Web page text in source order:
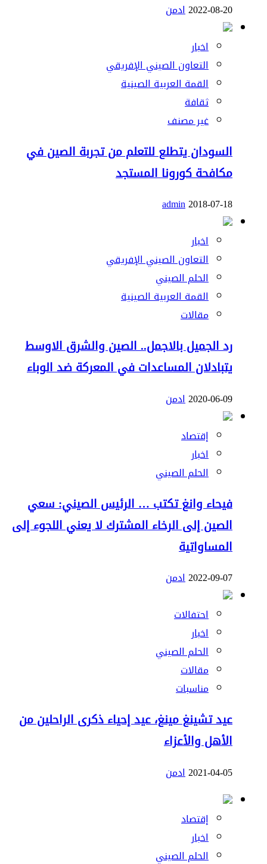
2022-08-20ادمن
اخبار
التعاون الصيني الإفريقي
القمة العربية الصينية
ثقافة
غير مصنف
السودان يتطلع للتعلم من تجربة الصين في
مكافحة كورونا المستجد
2018-07-18
admin
اخبار
التعاون الصيني الإفريقي
الحلم الصيني
القمة العربية الصينية
مقالات
رد الجميل بالاجمل.. الصين والشرق الاوسط
يتبادلان المساعدات في المعركة ضد الوباء
2020-06-09ادمن
إقتصاد
اخبار
الحلم الصيني
فيحاء وانغ تكتب … الرئيس الصيني: سعي
الصين إلى الرخاء المشترك لا يعني اللجوء إلى
المساواتية
2022-09-07ادمن
احتفالات
اخبار
الحلم الصيني
مقالات
مناسبات
عيد تشينغ مينغ، عيد إحياء ذكرى الراحلين من
الأهل والأعزاء
2021-04-05ادمن
إقتصاد
اخبار
الحلم الصيني